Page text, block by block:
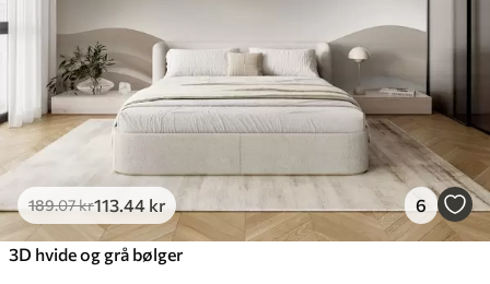
516.67 310 kr/m²
Peel and Stick
666.67 400 .00kr/m²
189.07kr113 .44 kr 6
3D hvide og grå bølger